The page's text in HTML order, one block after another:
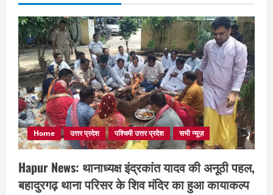
Home उत्तर प्रदेश पश्चिमी उत्तर प्रदेश सभी न्यूज़
Hapur News: थानाध्यक्ष इंद्रकांत यादव की अनूठी पहल,
बहादुरगढ़ थाना परिसर के शिव मंदिर का हुआ कायाकल्प